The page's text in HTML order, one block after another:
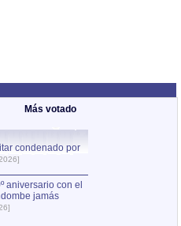
Más votado
condenado por
aniversario con el
jamás